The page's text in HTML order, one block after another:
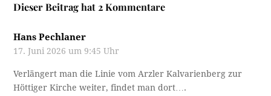
Dieser Beitrag hat 2 Kommentare
Hans Pechlaner
17. Juni 2026 um 9:45 Uhr
Verlängert man die Linie vom Arzler Kalvarienberg zur
Höttiger Kirche weiter, findet man dort….